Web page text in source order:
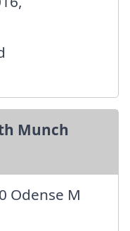
Munch
Odense M